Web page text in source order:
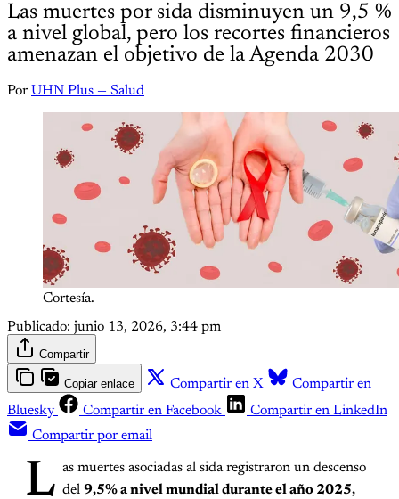
Las muertes por sida disminuyen un 9,5 %
a nivel global, pero los recortes financieros
amenazan el objetivo de la Agenda 2030
Por UHN Plus — Salud
Cortesía.
Publicado: junio 13, 2026, 3:44 pm
Compartir
Copiar enlace Compartir en X
Compartir en
Bluesky
Compartir en Facebook
Compartir en LinkedIn
Compartir por email
L as muertes asociadas al sida registraron un descenso
del 9,5% a nivel mundial durante el año 2025,